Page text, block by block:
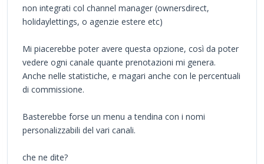
non integrati col channel manager (ownersdirect,
holidaylettings, o agenzie estere etc)
Mi piacerebbe poter avere questa opzione, così da poter
vedere ogni canale quante prenotazioni mi genera.
Anche nelle statistiche, e magari anche con le percentuali
di commissione.
Basterebbe forse un menu a tendina con i nomi
personalizzabili del vari canali.
che ne dite?